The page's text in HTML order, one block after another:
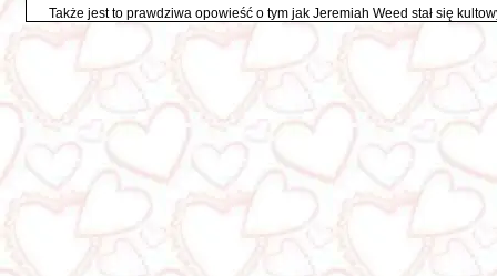
Także jest to prawdziwa opowieść o tym jak Jeremiah Weed stał się